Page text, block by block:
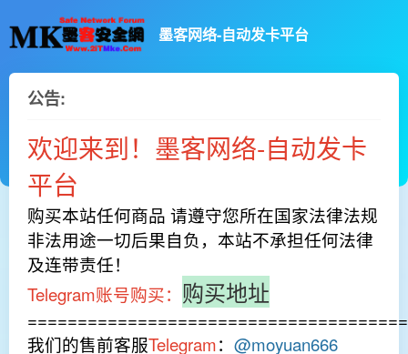
墨客网络-自动发卡平台
公告:
欢迎来到！墨客网络-自动发卡
平台
购买本站任何商品 请遵守您所在国家法律法规
非法用途一切后果自负，本站不承担任何法律
及连带责任！
Telegram账号购买： 购买地址
我们的售前客服Telegram： @moyuan666